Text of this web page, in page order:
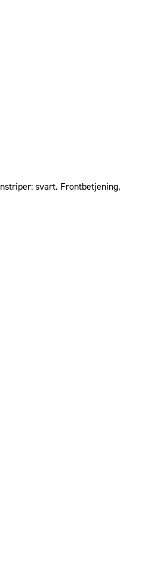
svart. Frontbetjening,